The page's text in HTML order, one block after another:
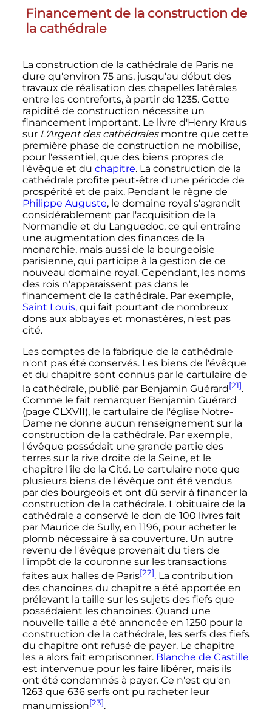
Financement de la construction de
la cathédrale
La construction de la cathédrale de Paris ne
dure qu'environ 75 ans, jusqu'au début des
travaux de réalisation des chapelles latérales
entre les contreforts, à partir de 1235. Cette
rapidité de construction nécessite un
financement important. Le livre d'Henry Kraus
sur L'Argent des cathédralesmontre que cette
première phase de construction ne mobilise,
pour l'essentiel, que des biens propres de
l'évêque et du chapitre. La construction de la
cathédrale profite peut-être d'une période de
prospérité et de paix. Pendant le règne de
Philippe Auguste, le domaine royal s'agrandit
considérablement par l'acquisition de la
Normandie et du Languedoc, ce qui entraîne
une augmentation des finances de la
monarchie, mais aussi de la bourgeoisie
parisienne, qui participe à la gestion de ce
nouveau domaine royal. Cependant, les noms
des rois n'apparaissent pas dans le
financement de la cathédrale. Par exemple,
Saint Louis, qui fait pourtant de nombreux
dons aux abbayes et monastères, n'est pas
cité.
Les comptes de la fabrique de la cathédrale
n'ont pas été conservés. Les biens de l'évêque
et du chapitre sont connus par le cartulaire de
la cathédrale, publié par Benjamin Guérard[21].
Comme le fait remarquer Benjamin Guérard
(page CLXVII), le cartulaire de l'église Notre-
Dame ne donne aucun renseignement sur la
construction de la cathédrale. Par exemple,
l'évêque possédait une grande partie des
terres sur la rive droite de la Seine, et le
chapitre l'île de la Cité. Le cartulaire note que
plusieurs biens de l'évêque ont été vendus
par des bourgeois et ont dû servir à financer la
construction de la cathédrale. L'obituaire de la
cathédrale a conservé le don de 100 livresfait
par Maurice de Sully, en 1196, pour acheter le
plomb nécessaire à sa couverture. Un autre
revenu de l'évêque provenait du tiers de
l'impôt de la couronne sur les transactions
faites aux halles de Paris[22]. La contribution
des chanoines du chapitre a été apportée en
prélevant la taille sur les sujets des fiefs que
possédaient les chanoines. Quand une
nouvelle taille a été annoncée en 1250 pour la
construction de la cathédrale, les serfs des fiefs
du chapitre ont refusé de payer. Le chapitre
les a alors fait emprisonner. Blanche de Castille
est intervenue pour les faire libérer, mais ils
ont été condamnés à payer. Ce n'est qu'en
1263 que 636 serfs ont pu racheter leur
manumission[23].